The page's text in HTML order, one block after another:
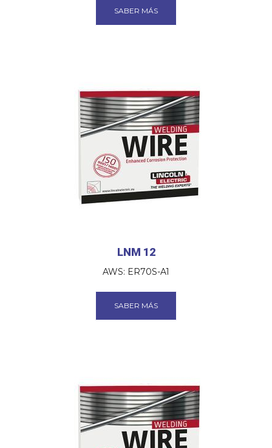
SABER MÁS
LNM 12
AWS: ER70S-A1
SABER MÁS